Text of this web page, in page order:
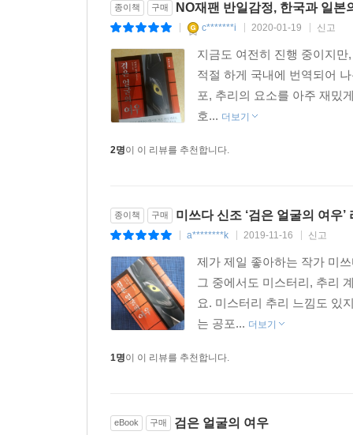
종이책 구매 NO재팬 반일감정, 한국과 일본
c*******i 2020-01-19 신고
지금도 여전히 진행 중이지만
적절 하게 국내에 번역되어
포, 추리의 요소를 아주 재밌
호... 더보기
2명이 이 리뷰를 추천합니다.
종이책 구매 미쓰다 신조 ‘검은 얼굴의 여우’
a********k 2019-11-16 신고
제가 제일 좋아하는 작가 미
그 중에서도 미스터리, 추리
요. 미스터리 추리 느낌도 있
는 공포... 더보기
1명이 이 리뷰를 추천합니다.
eBook 구매 검은 얼굴의 여우